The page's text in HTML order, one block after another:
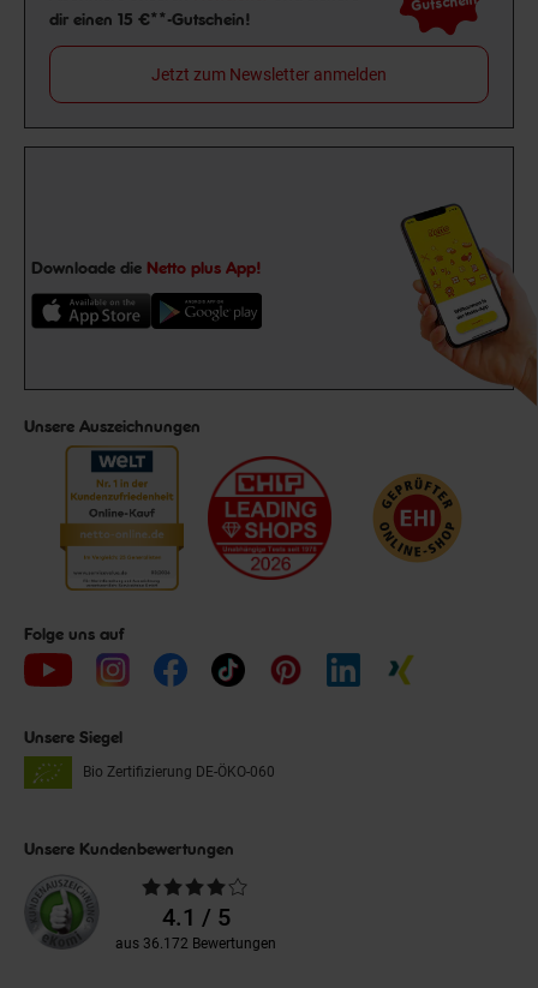
dir einen 15 €**-Gutschein!
Jetzt zum Newsletter anmelden
Downloade die Netto plus App!
Unsere Auszeichnungen
Folge uns auf
Unsere Siegel
Bio Zertifizierung DE-ÖKO-060
Unsere Kundenbewertungen
Durchschnittliche
Bewertungen4.1 / 5
aus 36.172 Bewertungen